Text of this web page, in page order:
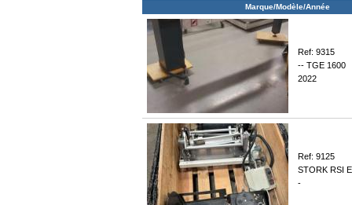
Marque/Modèle/Année
Ref: 9315
-- TGE 1600
2022
Ref: 9125
STORK RSI
-